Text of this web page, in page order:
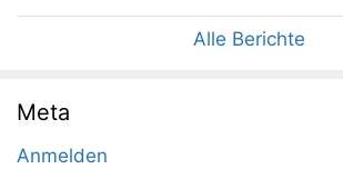
Alle Berichte
Meta
Anmelden